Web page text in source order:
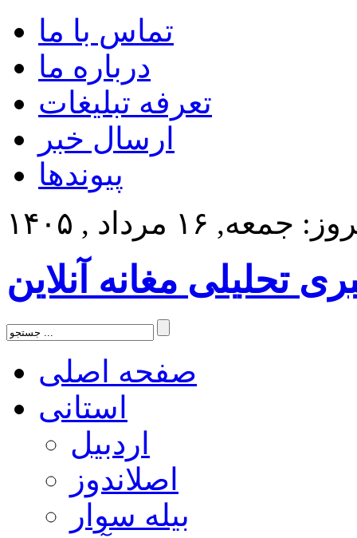
تماس با ما
درباره ما
تعرفه تبلیغات
ارسال خبر
پیوندها
جمعه, ۱۶ مرداد , ۱۴۰۵
تحلیلی مغانه آنلاین
صفحه اصلی
استانی
اردبیل
اصلاندوز
بیله سوار